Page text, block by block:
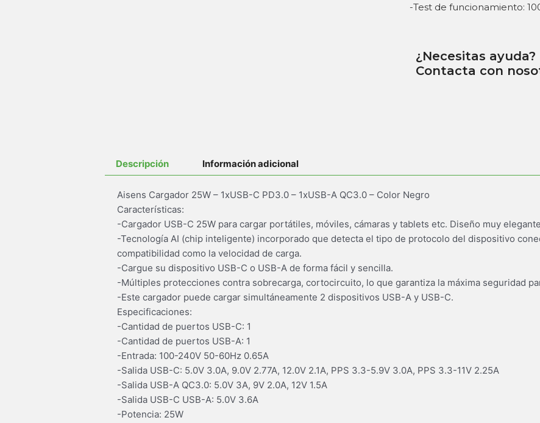
-Test de funcionamiento:
¿Necesitas ayuda?
Contacta con
Descripción Información adicional
Aisens Cargador 25W – 1xUSB-C PD3.0 – 1xUSB-A QC3.0 – Color Negro
Características:
-Cargador USB-C 25W para cargar portátiles, móviles, cámaras y tablets etc. Diseño muy
-Tecnología AI (chip inteligente) incorporado que detecta el tipo de protocolo del dispositivo
compatibilidad como la velocidad de carga.
-Cargue su dispositivo USB-C o USB-A de forma fácil y sencilla.
-Múltiples protecciones contra sobrecarga, cortocircuito, lo que garantiza la máxima seguridad
-Este cargador puede cargar simultáneamente 2 dispositivos USB-A y USB-C.
Especificaciones:
-Cantidad de puertos USB-C: 1
-Cantidad de puertos USB-A: 1
-Entrada: 100-240V 50-60Hz 0.65A
-Salida USB-C: 5.0V 3.0A, 9.0V 2.77A, 12.0V 2.1A, PPS 3.3-5.9V 3.0A, PPS 3.3-11V 2.25A
-Salida USB-A QC3.0: 5.0V 3A, 9V 2.0A, 12V 1.5A
-Salida USB-C USB-A: 5.0V 3.6A
-Potencia: 25W